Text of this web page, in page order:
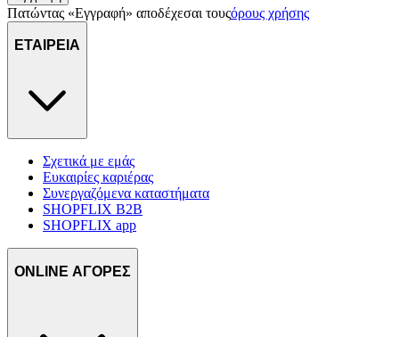
Πατώντας «Εγγραφή» αποδέχεσαι τουςόρους χρήσης
ΕΤΑΙΡΕΙΑ
Σχετικά με εμάς
Ευκαιρίες καριέρας
Συνεργαζόμενα καταστήματα
SHOPFLIX B2B
SHOPFLIX app
ONLINE ΑΓΟΡΕΣ